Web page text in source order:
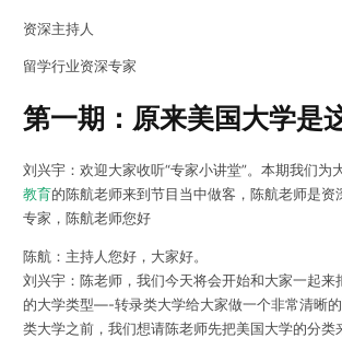
资深主持人
留学行业资深专家
第一期：原来美国大学是
刘兴宇：欢迎大家收听“专家小讲堂”。本期我们为
教育的陈航老师来到节目当中做客，陈航老师是资
专家，陈航老师您好
陈航：主持人您好，大家好。
刘兴宇：陈老师，我们今天将会开始和大家一起来
的大学类型—-转录类大学给大家做一个非常清晰
类大学之前，我们想请陈老师先把美国大学的分类